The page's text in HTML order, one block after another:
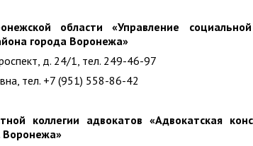
области «Управление
города Воронежа»
д. 24/1, тел. 249-46-97
тел. +7 (951) 558-86-42
коллегии адвокатов «Адвокатская
Воронежа»